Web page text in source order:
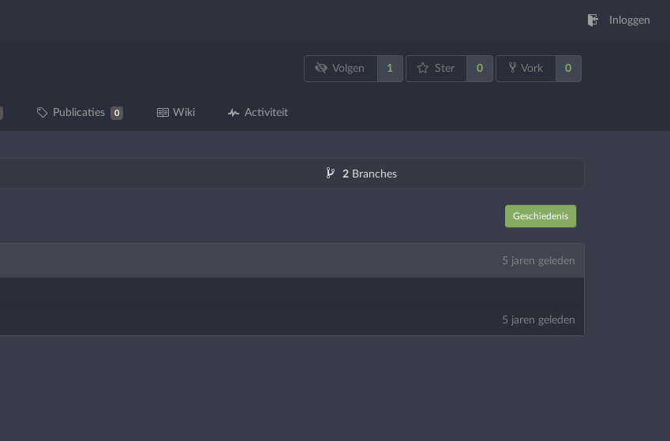
Inloggen
Volgen 1 Ster 0 Vork 0
Publicaties 0 Wiki Activiteit
2Branches
Geschiedenis
5 jaren geleden
5 jaren geleden